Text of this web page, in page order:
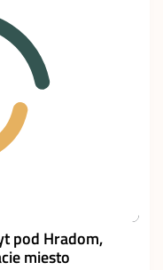
pod Hradom,
miesto